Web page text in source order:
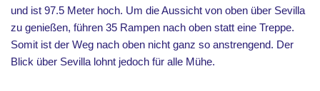
und ist 97.5 Meter hoch. Um die Aussicht von oben über Sevilla
zu genießen, führen 35 Rampen nach oben statt eine Treppe.
Somit ist der Weg nach oben nicht ganz so anstrengend. Der
Blick über Sevilla lohnt jedoch für alle Mühe.